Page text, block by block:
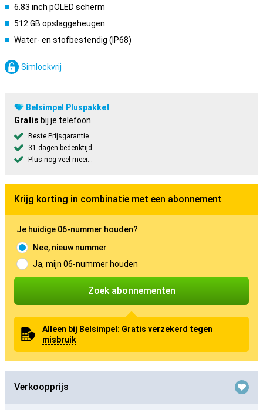
6.83 inch pOLED scherm
512 GB opslaggeheugen
Water- en stofbestendig (IP68)
Simlockvrij
Belsimpel Pluspakket
Gratis bij je telefoon
Beste Prijsgarantie
31 dagen bedenktijd
Plus nog veel meer...
Krijg korting in combinatie met een abonnement
Je huidige 06-nummer houden?
Nee, nieuw nummer
Ja, mijn 06-nummer houden
Zoek abonnementen
Alleen bij Belsimpel: Gratis verzekerd tegen
misbruik
Verkoopprijs